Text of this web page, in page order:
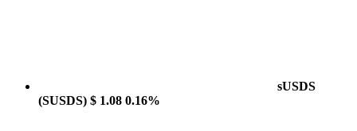
sUSDS
(SUSDS) $ 1.08 0.16%